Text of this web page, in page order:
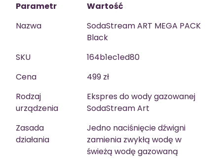
Parametr
Wartość
Nazwa
SodaStream ART MEGA PACK
Black
SKU
164b1ec1ed80
Cena
499 zł
Rodzaj
urządzenia
Ekspres do wody gazowanej
SodaStream Art
Zasada
działania
Jedno naciśnięcie dźwigni
zamienia zwykłą wodę w
świeżą wodę gazowaną